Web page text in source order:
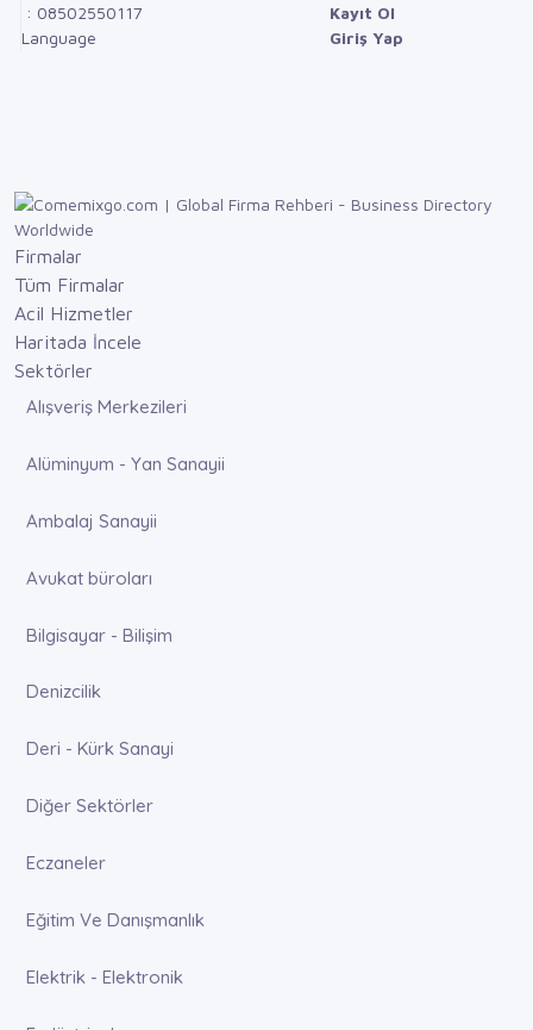
: 08502550117
Language
Kayıt Ol
Giriş Yap
Firmalar
Tüm Firmalar
Acil Hizmetler
Haritada İncele
Sektörler
Alışveriş Merkezileri
Alüminyum - Yan Sanayii
Ambalaj Sanayii
Avukat büroları
Bilgisayar - Bilişim
Denizcilik
Deri - Kürk Sanayi
Diğer Sektörler
Eczaneler
Eğitim Ve Danışmanlık
Elektrik - Elektronik